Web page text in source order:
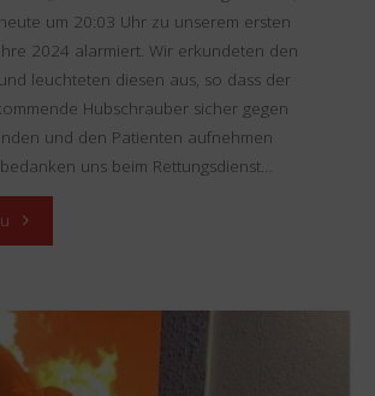
um 20:03 Uhr zu unserem ersten
2024 alarmiert. Wir erkundeten den
leuchteten diesen aus, so dass der
Hubschrauber sicher gegen
und den Patienten aufnehmen
uns beim Rettungsdienst…
"Einsatz
–
THL